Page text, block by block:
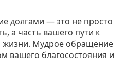
долгами — это не просто
а часть вашего пути к
жизни. Мудрое обращение
вашего благосостояния и